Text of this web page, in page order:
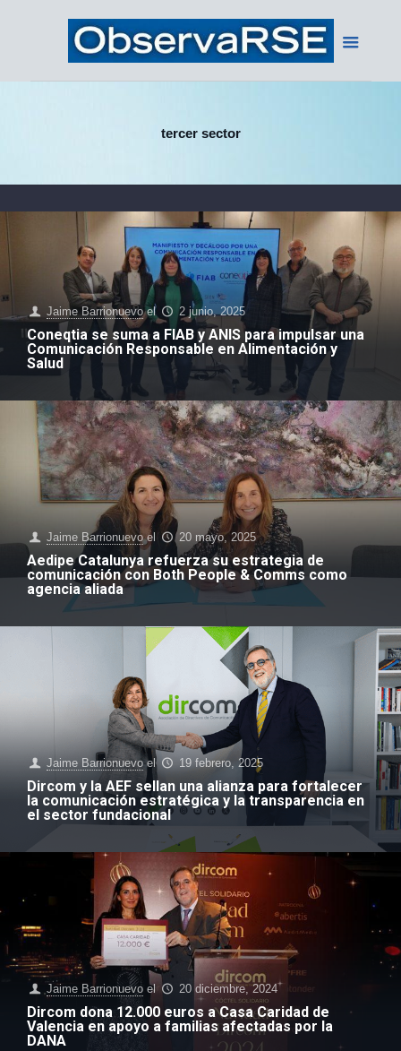
tercer sector
Jaime Barrionuevo el 2 junio, 2025
Coneqtia se suma a FIAB y ANIS para impulsar una
Comunicación Responsable en Alimentación y
Salud
Jaime Barrionuevo el 20 mayo, 2025
Aedipe Catalunya refuerza su estrategia de
comunicación con Both People & Comms como
agencia aliada
Jaime Barrionuevo el 19 febrero, 2025
Dircom y la AEF sellan una alianza para fortalecer
la comunicación estratégica y la transparencia en
el sector fundacional
Jaime Barrionuevo el 20 diciembre, 2024
Dircom dona 12.000 euros a Casa Caridad de
Valencia en apoyo a familias afectadas por la
DANA